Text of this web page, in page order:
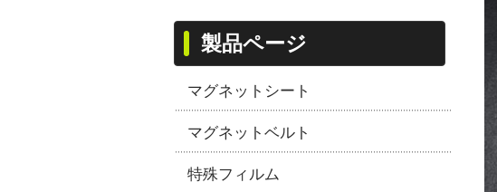
製品ページ
マグネットシート
マグネットベルト
特殊フィルム